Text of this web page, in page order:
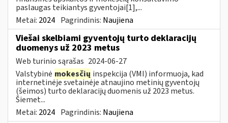
paslaugas teikiantys gyventojai[1],...
Metai: 2024 Pagrindinis: Naujiena
Viešai skelbiami gyventojų turto deklaracijų
duomenys už 2023 metus
Web turinio sąrašas 2024-06-27
Valstybinė mokesčių inspekcija (VMI) informuoja, kad
internetinėje svetainėje atnaujino metinių gyventojų
(šeimos) turto deklaracijų duomenis už 2023 metus.
Šiemet...
Metai: 2024 Pagrindinis: Naujiena